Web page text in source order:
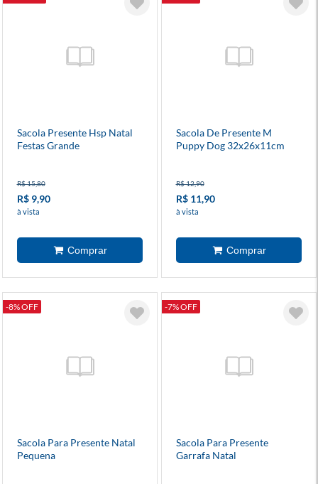
Sacola Presente Hsp Natal
Festas Grande
R$ 15,80
R$ 9,90
à vista
Sacola De Presente M
Puppy Dog 32x26x11cm
R$ 12,90
R$ 11,90
à vista
-8% OFF
Sacola Para Presente Natal
Pequena
-7% OFF
Sacola Para Presente
Garrafa Natal